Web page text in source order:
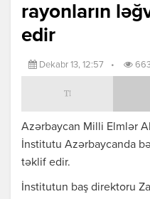
rayonların
edir
Dekabr 13, 12:57 •
Azərbaycan Milli Elmlər
İnstitutu Azərbaycanda
təklif edir.
İnstitutun baş direktoru